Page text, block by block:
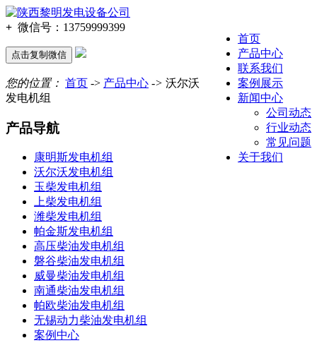
首页
产品中心
联系我们
案例展示
新闻中心
公司动态
行业动态
常见问题
关于我们
+ 微信号： 13759999399
点击复制微信
您的位置： 首页 -> 产品中心 -> 沃尔沃
发电机组
产品导航
康明斯发电机组
沃尔沃发电机组
玉柴发电机组
上柴发电机组
潍柴发电机组
帕金斯发电机组
高压柴油发电机组
磐谷柴油发电机组
威曼柴油发电机组
南通柴油发电机组
帕欧柴油发电机组
无锡动力柴油发电机组
案例中心